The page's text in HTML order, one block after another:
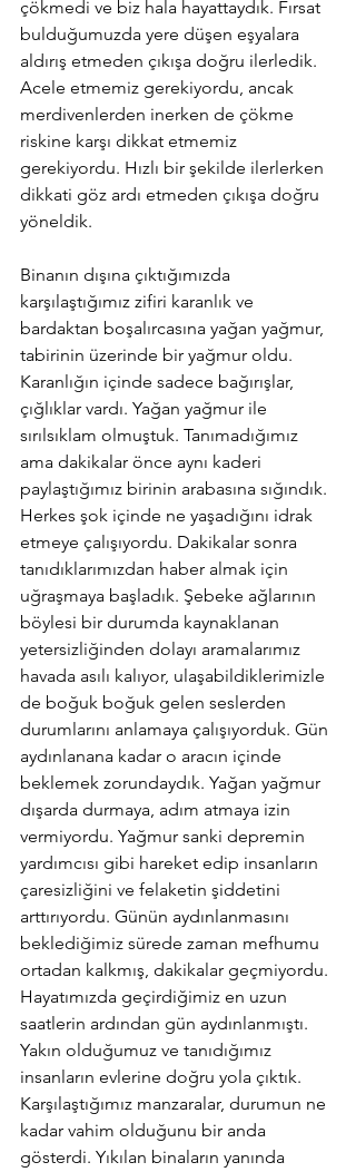
çökmedi ve biz hala hayattaydık. Fırsat
bulduğumuzda yere düşen eşyalara
aldırış etmeden çıkışa doğru ilerledik.
Acele etmemiz gerekiyordu, ancak
merdivenlerden inerken de çökme
riskine karşı dikkat etmemiz
gerekiyordu. Hızlı bir şekilde ilerlerken
dikkati göz ardı etmeden çıkışa doğru
yöneldik.
Binanın dışına çıktığımızda
karşılaştığımız zifiri karanlık ve
bardaktan boşalırcasına yağan yağmur,
tabirinin üzerinde bir yağmur oldu.
Karanlığın içinde sadece bağırışlar,
çığlıklar vardı. Yağan yağmur ile
sırılsıklam olmuştuk. Tanımadığımız
ama dakikalar önce aynı kaderi
paylaştığımız birinin arabasına sığındık.
Herkes şok içinde ne yaşadığını idrak
etmeye çalışıyordu. Dakikalar sonra
tanıdıklarımızdan haber almak için
uğraşmaya başladık. Şebeke ağlarının
böylesi bir durumda kaynaklanan
yetersizliğinden dolayı aramalarımız
havada asılı kalıyor, ulaşabildiklerimizle
de boğuk boğuk gelen seslerden
durumlarını anlamaya çalışıyorduk. Gün
aydınlanana kadar o aracın içinde
beklemek zorundaydık. Yağan yağmur
dışarda durmaya, adım atmaya izin
vermiyordu. Yağmur sanki depremin
yardımcısı gibi hareket edip insanların
çaresizliğini ve felaketin şiddetini
arttırıyordu. Günün aydınlanmasını
beklediğimiz sürede zaman mefhumu
ortadan kalkmış, dakikalar geçmiyordu.
Hayatımızda geçirdiğimiz en uzun
saatlerin ardından gün aydınlanmıştı.
Yakın olduğumuz ve tanıdığımız
insanların evlerine doğru yola çıktık.
Karşılaştığımız manzaralar, durumun ne
kadar vahim olduğunu bir anda
gösterdi. Yıkılan binaların yanında